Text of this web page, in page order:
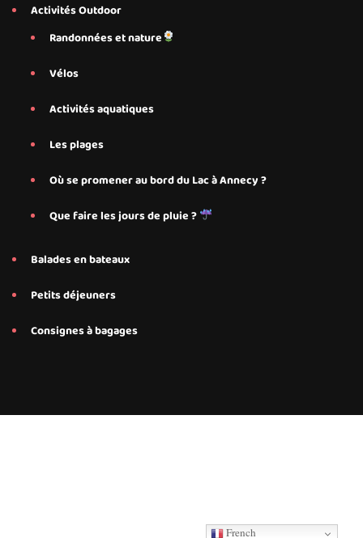
Activités Outdoor
Randonnées et nature
Vélos
Activités aquatiques
Les plages
Où se promener au bord du Lac à Annecy ?
Que faire les jours de pluie ?
Balades en bateaux
Petits déjeuners
Consignes à bagages
French